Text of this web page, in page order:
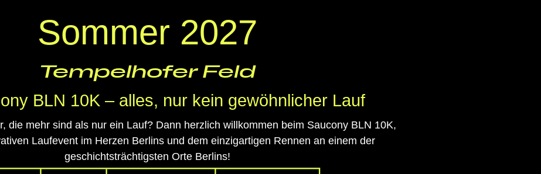
Sommer 2027
Tempelhofer Feld
BLN 10K – alles, nur kein gewöhnlicher Lauf
die mehr sind als nur ein Lauf? Dann herzlich willkommen beim Saucony BLN 10K,
Laufevent im Herzen Berlins und dem einzigartigen Rennen an einem der
geschichtsträchtigsten Orte Berlins!